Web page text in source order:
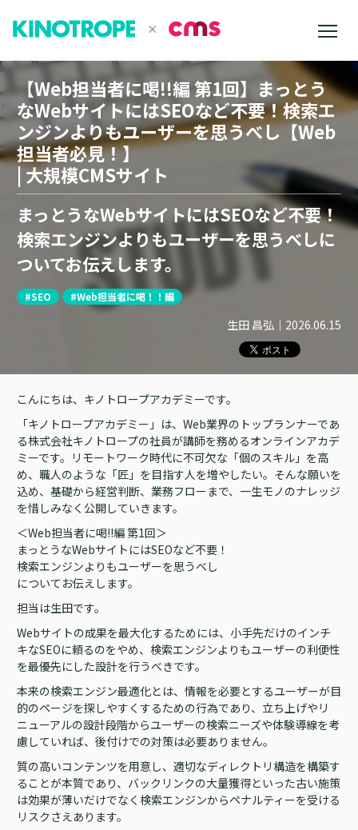
【Web担当者に喝!!編 第1回】まっとう
なWebサイトにはSEOなど不要！検索エ
ンジンよりもユーザーを思うべし【Web
担当者必見！】
| 大規模CMSサイト
まっとうなWebサイトにはSEOなど不要！
検索エンジンよりもユーザーを思うべしに
ついてお伝えします。
#SEO #Web担当者に喝！！編
生田 昌弘 ｜ 2026.06.15
こんにちは、キノトロープアカデミーです。
「キノトロープアカデミー」は、Web業界のトップランナーであ
る株式会社キノトロープの社員が講師を務めるオンラインアカデ
ミーです。リモートワーク時代に不可欠な「個のスキル」を高
め、職人のような「匠」を目指す人を増やしたい。そんな願いを
込め、基礎から経営判断、業務フローまで、一生モノのナレッジ
を惜しみなく公開していきます。
＜Web担当者に喝!!編 第1回＞
まっとうなWebサイトにはSEOなど不要！
検索エンジンよりもユーザーを思うべし
についてお伝えします。
担当は生田です。
Webサイトの成果を最大化するためには、小手先だけのインチ
キなSEOに頼るのをやめ、検索エンジンよりもユーザーの利便性
を最優先にした設計を行うべきです。
本来の検索エンジン最適化とは、情報を必要とするユーザーが目
的のページを探しやすくするための行為であり、立ち上げやリ
ニューアルの設計段階からユーザーの検索ニーズや体験導線を考
慮していれば、後付けでの対策は必要ありません。
質の高いコンテンツを用意し、適切なディレクトリ構造を構築す
ることが本質であり、バックリンクの大量獲得といった古い施策
は効果が薄いだけでなく検索エンジンからペナルティーを受ける
リスクさえあります。